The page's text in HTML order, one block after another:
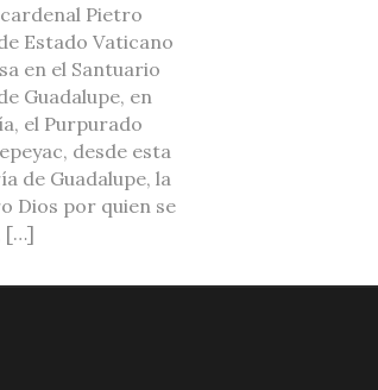
Pietro
Estado Vaticano
en el Santuario
Guadalupe, en
el Purpurado
desde esta
de Guadalupe, la
Dios por quien se
[…]